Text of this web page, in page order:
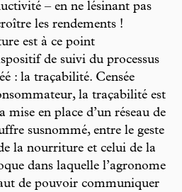
– en ne lésinant pas
les rendements !
est à ce point
de suivi du processus
: la traçabilité. Censée
la traçabilité est
mise en place d’un réseau de
susnommé, entre le geste
la nourriture et celui de la
dans laquelle l’agronome
de pouvoir communiquer